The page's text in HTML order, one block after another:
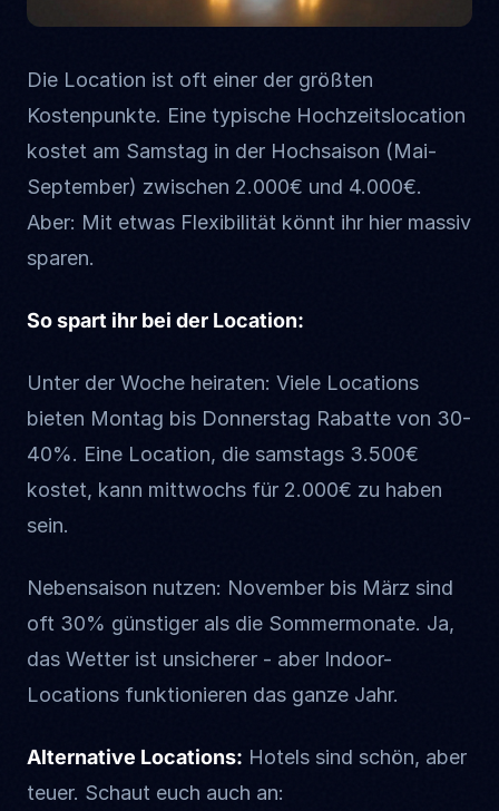
Die Location ist oft einer der größten
Kostenpunkte. Eine typische Hochzeitslocation
kostet am Samstag in der Hochsaison (Mai-
September) zwischen 2.000€ und 4.000€.
Aber: Mit etwas Flexibilität könnt ihr hier massiv
sparen.
So spart ihr bei der Location:
Unter der Woche heiraten: Viele Locations
bieten Montag bis Donnerstag Rabatte von 30-
40%. Eine Location, die samstags 3.500€
kostet, kann mittwochs für 2.000€ zu haben
sein.
Nebensaison nutzen: November bis März sind
oft 30% günstiger als die Sommermonate. Ja,
das Wetter ist unsicherer - aber Indoor-
Locations funktionieren das ganze Jahr.
Alternative Locations: Hotels sind schön, aber
teuer. Schaut euch auch an: